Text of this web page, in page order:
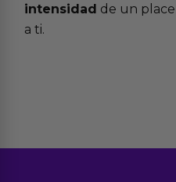
intensidad de un
a ti.